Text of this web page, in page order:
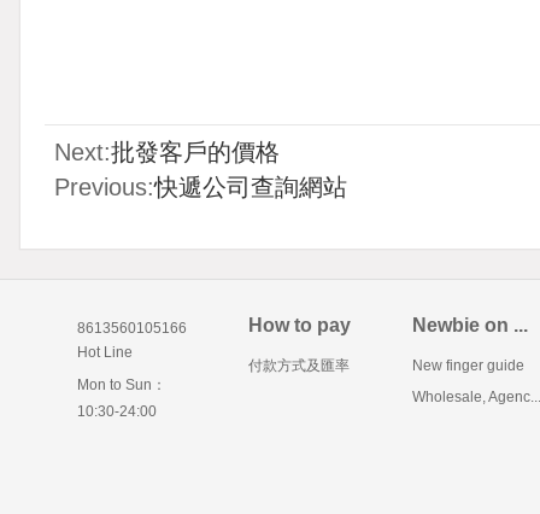
Next:批發客戶的價格
Previous:快遞公司查詢網站
8613560105166
Hot Line
Mon to Sun：
10:30-24:00
How to pay
付款方式及匯率
Newbie on ...
New finger guide
Wholesale, Agenc...